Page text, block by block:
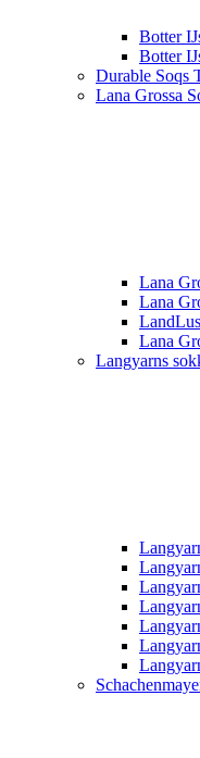
Botter
Botter
Durable Soqs
Lana Grossa
Lana
Lana
Lana
Langyarns